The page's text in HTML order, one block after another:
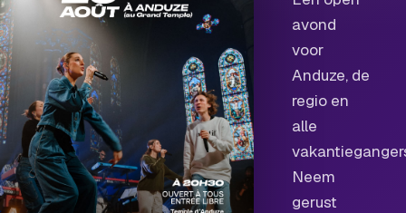
avond
voor
Anduze, de
regio en
alle
Neem
gerust